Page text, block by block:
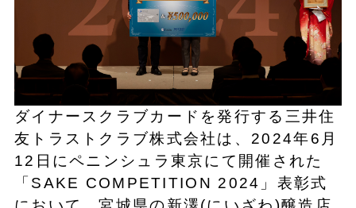
ダイナースクラブカードを発行する三井住
友トラストクラブ株式会社は、2024年6月
12日にペニンシュラ東京にて開催された
「SAKE COMPETITION 2024」表彰式